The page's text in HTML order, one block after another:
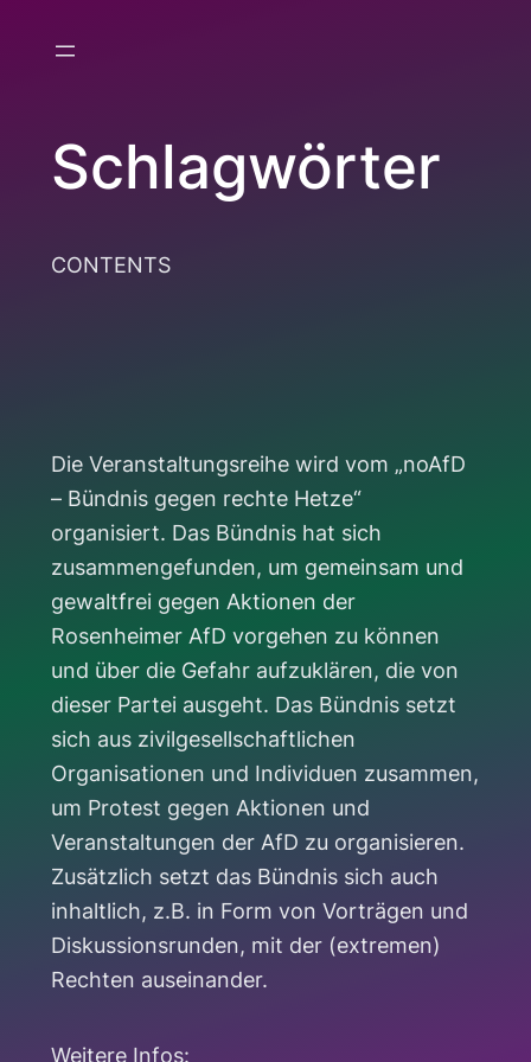
Inhalt
Schlagwörter
CONTENTS
Die Veranstaltungsreihe wird vom „noAfD
– Bündnis gegen rechte Hetze“
organisiert. Das Bündnis hat sich
zusammengefunden, um gemeinsam und
gewaltfrei gegen Aktionen der
Rosenheimer AfD vorgehen zu können
und über die Gefahr aufzuklären, die von
dieser Partei ausgeht. Das Bündnis setzt
sich aus zivilgesellschaftlichen
Organisationen und Individuen zusammen,
um Protest gegen Aktionen und
Veranstaltungen der AfD zu organisieren.
Zusätzlich setzt das Bündnis sich auch
inhaltlich, z.B. in Form von Vorträgen und
Diskussionsrunden, mit der (extremen)
Rechten auseinander.
Weitere Infos: